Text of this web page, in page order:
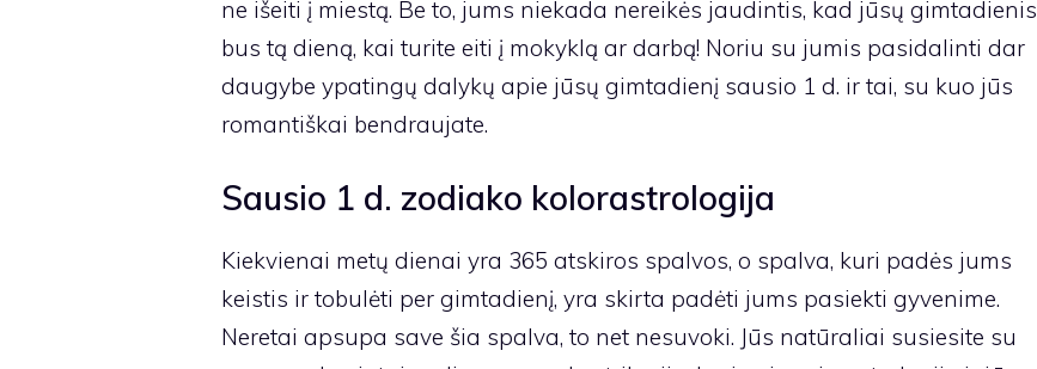
ne išeiti į miestą. Be to, jums niekada nereikės jaudintis, kad jūsų gimtadienis
bus tą dieną, kai turite eiti į mokyklą ar darbą! Noriu su jumis pasidalinti dar
daugybe ypatingų dalykų apie jūsų gimtadienį sausio 1 d. ir tai, su kuo jūs
romantiškai bendraujate.
Sausio 1 d. zodiako kolorastrologija
Kiekvienai metų dienai yra 365 atskiros spalvos, o spalva, kuri padės jums
keistis ir tobulėti per gimtadienį, yra skirta padėti jums pasiekti gyvenime.
Neretai apsupa save šia spalva, to net nesuvoki. Jūs natūraliai susiesite su